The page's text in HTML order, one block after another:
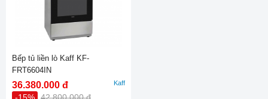
Bếp tủ liền lò Kaff KF-
FRT6604IN
36.380.000 đ
-15% 42.800.000 đ
Kaff